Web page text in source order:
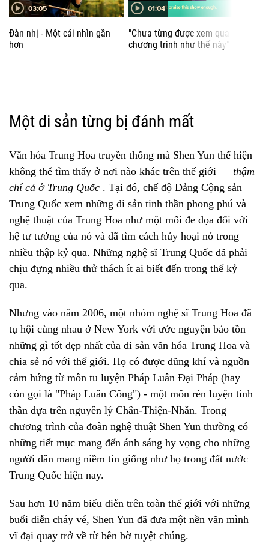
03:05
Đàn nhị - Một cái nhìn gần
hơn
01:04
"Chưa từng được xem qua
chương trình như thế này"
Một di sản từng bị đánh mất
Văn hóa Trung Hoa truyền thống mà Shen Yun thể hiện
không thể tìm thấy ở nơi nào khác trên thế giới —thậm
chí cả ở Trung Quốc . Tại đó, chế độ Đảng Cộng sản
Trung Quốc xem những di sản tinh thần phong phú và
nghệ thuật của Trung Hoa như một mối đe dọa đối với
hệ tư tưởng của nó và đã tìm cách hủy hoại nó trong
nhiều thập kỷ qua. Những nghệ sĩ Trung Quốc đã phải
chịu đựng nhiều thử thách ít ai biết đến trong thế kỷ
qua.
Nhưng vào năm 2006, một nhóm nghệ sĩ Trung Hoa đã
tụ hội cùng nhau ở New York với ước nguyện bảo tồn
những gì tốt đẹp nhất của di sản văn hóa Trung Hoa và
chia sẻ nó với thế giới. Họ có được dũng khí và nguồn
cảm hứng từ môn tu luyện Pháp Luân Đại Pháp (hay
còn gọi là "Pháp Luân Công") - một môn rèn luyện tinh
thần dựa trên nguyên lý Chân-Thiện-Nhẫn. Trong
chương trình của đoàn nghệ thuật Shen Yun thường có
những tiết mục mang đến ánh sáng hy vọng cho những
người dân mang niềm tin giống như họ trong đất nước
Trung Quốc hiện nay.
Sau hơn 10 năm biểu diễn trên toàn thế giới với những
buổi diễn cháy vé, Shen Yun đã đưa một nền văn mình
vĩ đại quay trở về từ bên bờ tuyệt chúng.
BẢN ĐỒ & DẪN ĐƯỜNG
BÃI ĐẬU XE
Parking is conveniently located adjacent to the theater.